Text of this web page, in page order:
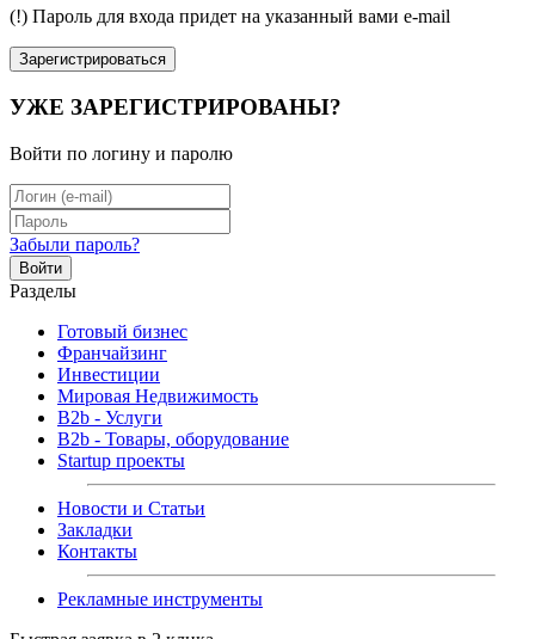
(!) Пароль для входа придет на указанный вами e-mail
Зарегистрироваться
УЖЕ ЗАРЕГИСТРИРОВАНЫ?
Войти по логину и паролю
Забыли пароль?
Войти
Разделы
Готовый бизнес
Франчайзинг
Инвестиции
Мировая Недвижимость
B2b - Услуги
B2b - Товары, оборудование
Startup проекты
Новости и Статьи
Закладки
Контакты
Рекламные инструменты